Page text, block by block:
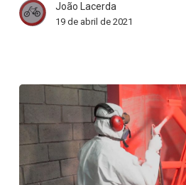
|
Bicicleta
João Lacerda
19 de abril de 2021